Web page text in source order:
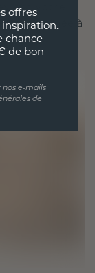
votre
destinée à
offres
chance
de bon
nos e-mails
de